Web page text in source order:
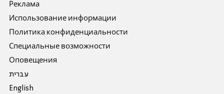
Реклама
Использование информации
Политика конфиденциальности
Специальные возможности
Оповещения
עברית
English